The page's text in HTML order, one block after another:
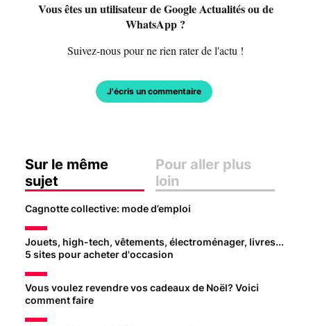
Vous êtes un utilisateur de Google Actualités ou de
WhatsApp ?
Suivez-nous pour ne rien rater de l'actu !
J'écris un commentaire
Sur le même
sujet
Pour aller plus
loin
Cagnotte collective: mode d’emploi
Jouets, high-tech, vêtements, électroménager, livres...
5 sites pour acheter d'occasion
Vous voulez revendre vos cadeaux de Noël? Voici
comment faire